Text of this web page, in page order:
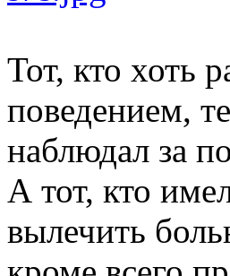
Тот, кто хоть
поведением,
наблюдал за
А тот, кто
вылечить